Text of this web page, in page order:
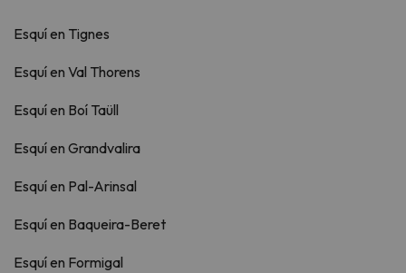
Esquí en Tignes
Esquí en Val Thorens
Esquí en Boí Taüll
Esquí en Grandvalira
Esquí en Pal-Arinsal
Esquí en Baqueira-Beret
Esquí en Formigal